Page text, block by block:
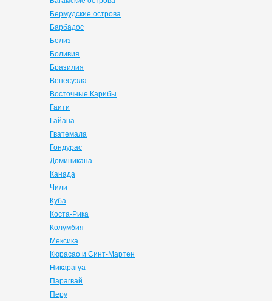
Бермудские острова
Барбадос
Белиз
Боливия
Бразилия
Венесуэла
Восточные Карибы
Гаити
Гайана
Гватемала
Гондурас
Доминикана
Канада
Чили
Куба
Коста-Рика
Колумбия
Мексика
Кюрасао и Синт-Мартен
Никарагуа
Парагвай
Перу